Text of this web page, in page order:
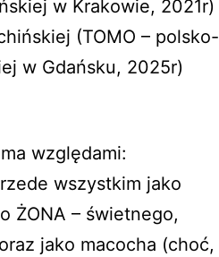
w Krakowie, 2021r)
(TOMO – polsko-
w Gdańsku, 2025r)
względami:
wszystkim jako
ŻONA – świetnego,
jako macocha (choć,